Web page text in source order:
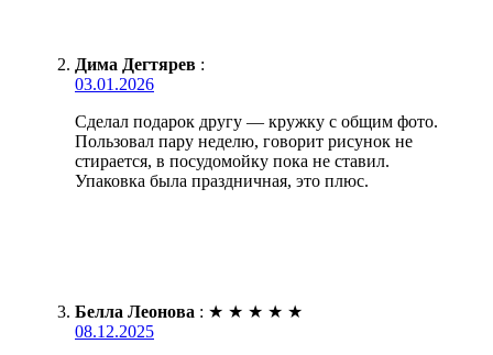
Дима Дегтярев :
03.01.2026
Сделал подарок другу — кружку с общим фото.
Пользовал пару неделю, говорит рисунок не
стирается, в посудомойку пока не ставил.
Упаковка была праздничная, это плюс.
Белла Леонова : ★ ★ ★ ★ ★
08.12.2025